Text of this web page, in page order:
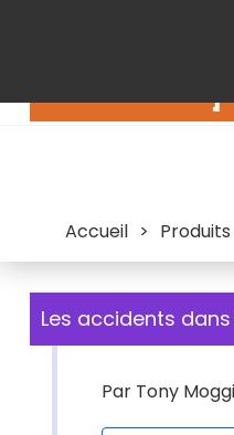
Accueil >
Les accidents
Par Tony